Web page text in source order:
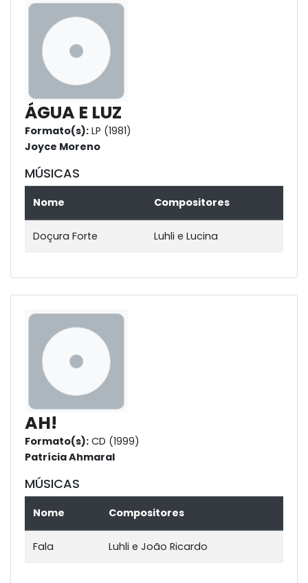
ÁGUA E LUZ
Formato(s): LP (1981)
Joyce Moreno
MÚSICAS
Nome Compositores
Doçura Forte Luhli e Lucina
AH!
Formato(s): CD (1999)
Patrícia Ahmaral
MÚSICAS
Nome Compositores
Fala Luhli e João Ricardo